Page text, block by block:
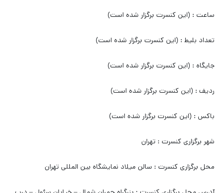
ساعت : (این کنسرت برگزار شده است)
تعداد بلیط : (این کنسرت برگزار شده است)
جایگاه : (این کنسرت برگزار شده است)
ردیف : (این کنسرت برگزار شده است)
باکس : (این کنسرت برگزار شده است)
شهر برگزاری کنسرت : تهران
محل برگزاری کنسرت : سالن میلاد نمایشگاه بین المللی تهران